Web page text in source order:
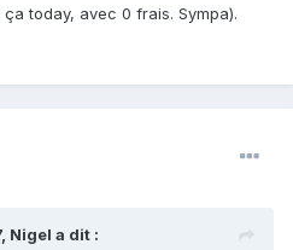
today, avec 0 frais. Sympa).
Nigel a dit :